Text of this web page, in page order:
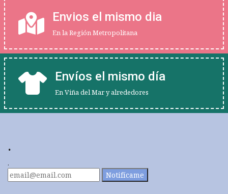
Envios el mismo dia
En la Región Metropolitana
Envíos el mismo día
En Viña del Mar y alrededores
.
.
Notifícame